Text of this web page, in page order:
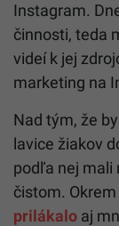
Instagram.
činnosti, teda
videí k jej
marketing na
Nad tým, že
lavice žiakov
podľa nej mali
čistom.
prilákalo aj